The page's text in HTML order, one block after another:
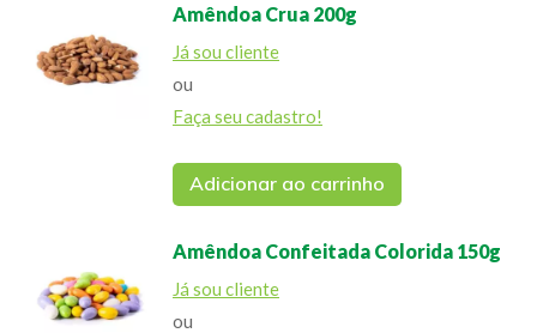
Amêndoa Crua 200g
Já sou cliente
ou
Faça seu cadastro!
Adicionar ao carrinho
Amêndoa Confeitada Colorida 150g
Já sou cliente
ou